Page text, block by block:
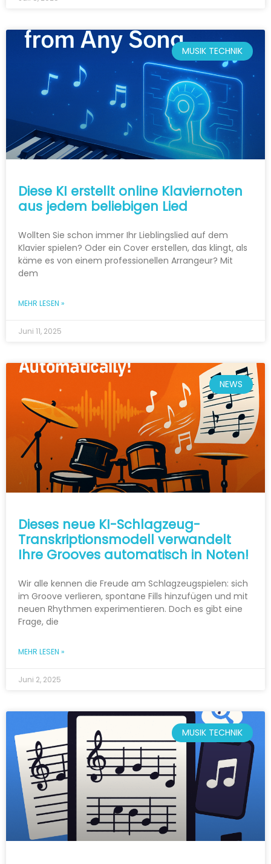
MUSIK TECHNIK
Diese KI erstellt online Klaviernoten
aus jedem beliebigen Lied
Wollten Sie schon immer Ihr Lieblingslied auf dem
Klavier spielen? Oder ein Cover erstellen, das klingt, als
käme es von einem professionellen Arrangeur? Mit
dem
MEHR LESEN »
Juni 11, 2025
NEWS
Dieses neue KI-Schlagzeug-
Transkriptionsmodell verwandelt
Ihre Grooves automatisch in Noten!
Wir alle kennen die Freude am Schlagzeugspielen: sich
im Groove verlieren, spontane Fills hinzufügen und mit
neuen Rhythmen experimentieren. Doch es gibt eine
Frage, die
MEHR LESEN »
Juni 2, 2025
MUSIK TECHNIK